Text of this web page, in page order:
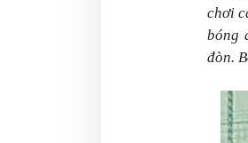
chơi
bóng
đòn.